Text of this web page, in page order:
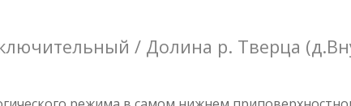
/ Долина р. Тверца